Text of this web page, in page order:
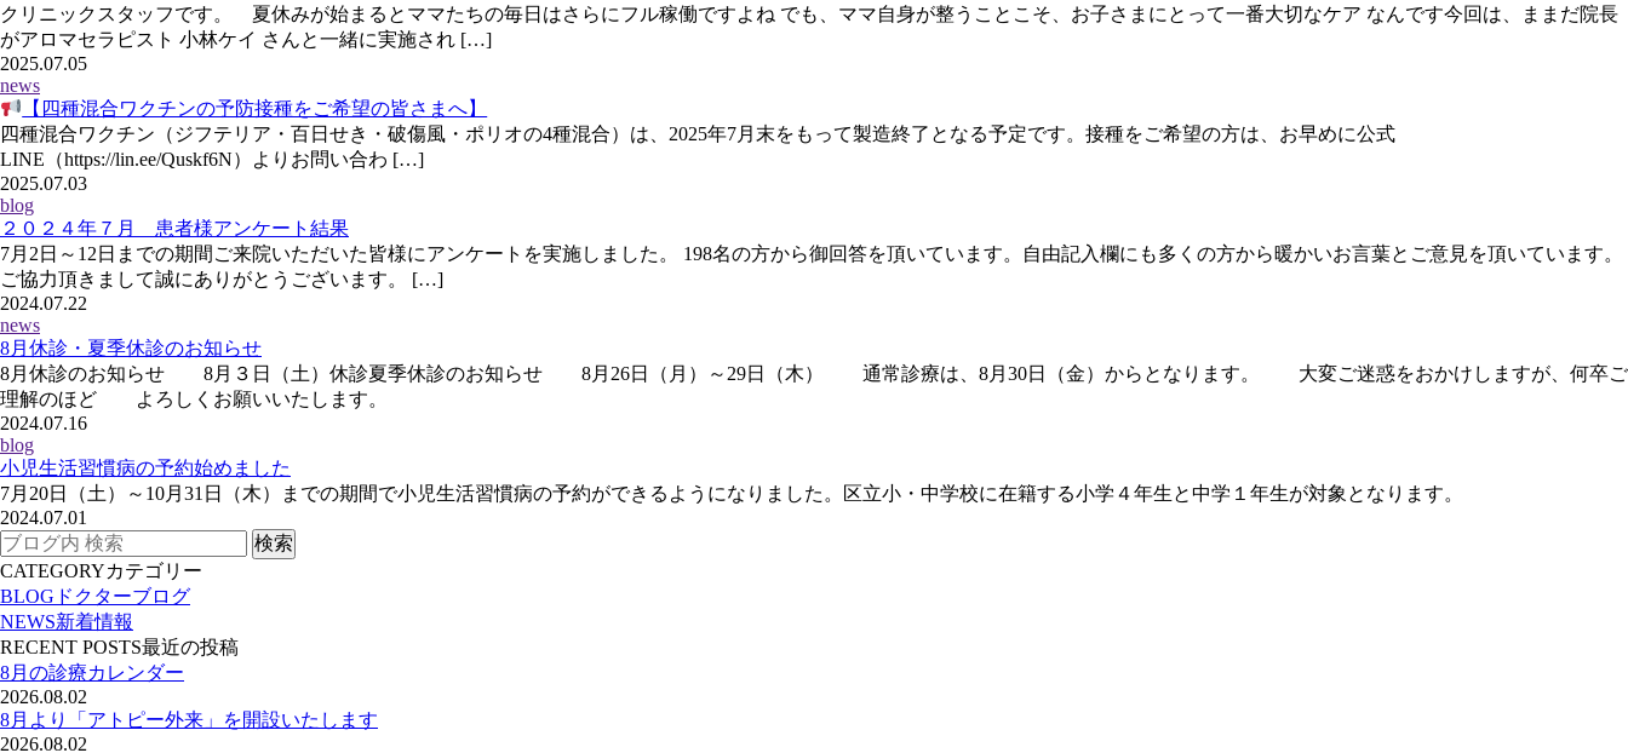
クリニックスタッフです。 夏休みが始まるとママたちの毎日はさらにフル稼働ですよね でも、ママ自身が整うことこそ、お子さまにとって一番大切なケア なんです今回は、ままだ院長
がアロマセラピスト 小林ケイ さんと一緒に実施され […]
2025.07.05
news
【四種混合ワクチンの予防接種をご希望の皆さまへ】
四種混合ワクチン（ジフテリア・百日せき・破傷風・ポリオの4種混合）は、2025年7月末をもって製造終了となる予定です。接種をご希望の方は、お早めに公式
LINE（https://lin.ee/Quskf6N）よりお問い合わ […]
2025.07.03
blog
２０２４年７月 患者様アンケート結果
7月2日～12日までの期間ご来院いただいた皆様にアンケートを実施しました。 198名の方から御回答を頂いています。自由記入欄にも多くの方から暖かいお言葉とご意見を頂いています。
ご協力頂きまして誠にありがとうございます。 […]
2024.07.22
news
8月休診・夏季休診のお知らせ
8月休診のお知らせ 8月３日（土）休診夏季休診のお知らせ 8月26日（月）～29日（木） 通常診療は、8月30日（金）からとなります。 大変ご迷惑をおかけしますが、何卒ご
理解のほど よろしくお願いいたします。
2024.07.16
blog
小児生活習慣病の予約始めました
7月20日（土）～10月31日（木）までの期間で小児生活習慣病の予約ができるようになりました。区立小・中学校に在籍する小学４年生と中学１年生が対象となります。
2024.07.01
CATEGORYカテゴリー
BLOG ドクターブログ
NEWS新着情報
RECENT POSTS最近の投稿
8月の診療カレンダー
2026.08.02
8月より「アトピー外来」を開設いたします
2026.08.02